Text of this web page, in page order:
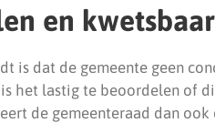
en kwetsbaar
is dat de gemeente geen
het lastig te beoordelen of
de gemeenteraad dan